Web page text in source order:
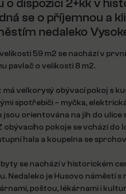
o dispozici 2+kk v
se o příjemnou a
nedaleko
59 m2 se nachází v
pavlač o velikosti 8 m2.
velkorysý obývací pokoj s
spotřebiči – myčka,
jsou orientována na jih do ulice
obývacího pokoje se vchází do
hala a koupelna se
se nachází v historickém
Nedaleko je Husovo náměstí
poštou, lékárnami i